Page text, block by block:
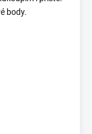
body.